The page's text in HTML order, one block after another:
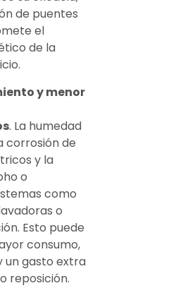
de puentes
el
de la
y menor
. La humedad
corrosión de
y la
o
como
o
Esto puede
consumo,
un gasto extra
reposición.